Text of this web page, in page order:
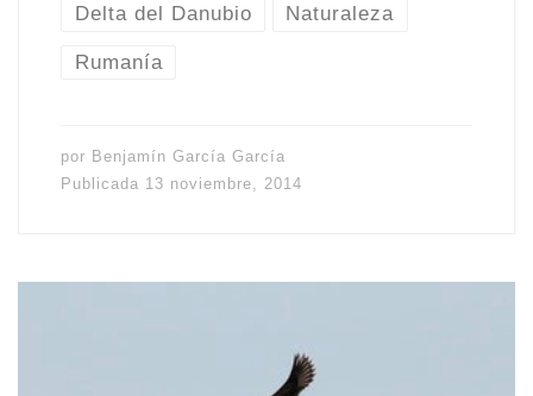
Delta del Danubio Naturaleza
Rumanía
por Benjamín García García
Publicada 13 noviembre, 2014